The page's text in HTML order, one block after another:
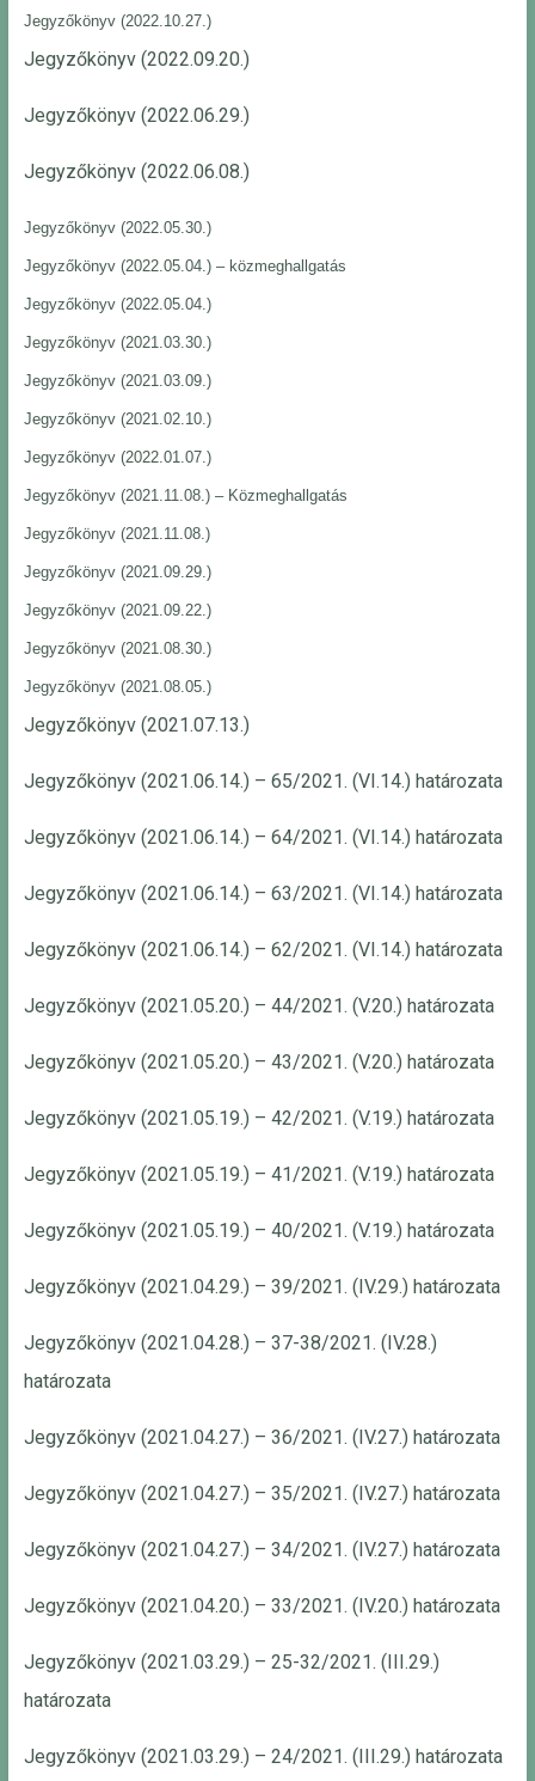
Jegyzőkönyv (2022.10.27.)
Jegyzőkönyv (2022.09.20.)
Jegyzőkönyv (2022.06.29.)
Jegyzőkönyv (2022.06.08.)
Jegyzőkönyv (2022.05.30.)
Jegyzőkönyv (2022.05.04.) – közmeghallgatás
Jegyzőkönyv (2022.05.04.)
Jegyzőkönyv (2021.03.30.)
Jegyzőkönyv (2021.03.09.)
Jegyzőkönyv (2021.02.10.)
Jegyzőkönyv (2022.01.07.)
Jegyzőkönyv (2021.11.08.) – Közmeghallgatás
Jegyzőkönyv (2021.11.08.)
Jegyzőkönyv (2021.09.29.)
Jegyzőkönyv (2021.09.22.)
Jegyzőkönyv (2021.08.30.)
Jegyzőkönyv (2021.08.05.)
Jegyzőkönyv (2021.07.13.)
Jegyzőkönyv (2021.06.14.) – 65/2021. (VI.14.) határozata
Jegyzőkönyv (2021.06.14.) – 64/2021. (VI.14.) határozata
Jegyzőkönyv (2021.06.14.) – 63/2021. (VI.14.) határozata
Jegyzőkönyv (2021.06.14.) – 62/2021. (VI.14.) határozata
Jegyzőkönyv (2021.05.20.) – 44/2021. (V.20.) határozata
Jegyzőkönyv (2021.05.20.) – 43/2021. (V.20.) határozata
Jegyzőkönyv (2021.05.19.) – 42/2021. (V.19.) határozata
Jegyzőkönyv (2021.05.19.) – 41/2021. (V.19.) határozata
Jegyzőkönyv (2021.05.19.) – 40/2021. (V.19.) határozata
Jegyzőkönyv (2021.04.29.) – 39/2021. (IV.29.) határozata
Jegyzőkönyv (2021.04.28.) – 37-38/2021. (IV.28.)
határozata
Jegyzőkönyv (2021.04.27.) – 36/2021. (IV.27.) határozata
Jegyzőkönyv (2021.04.27.) – 35/2021. (IV.27.) határozata
Jegyzőkönyv (2021.04.27.) – 34/2021. (IV.27.) határozata
Jegyzőkönyv (2021.04.20.) – 33/2021. (IV.20.) határozata
Jegyzőkönyv (2021.03.29.) – 25-32/2021. (III.29.)
határozata
Jegyzőkönyv (2021.03.29.) – 24/2021. (III.29.) határozata